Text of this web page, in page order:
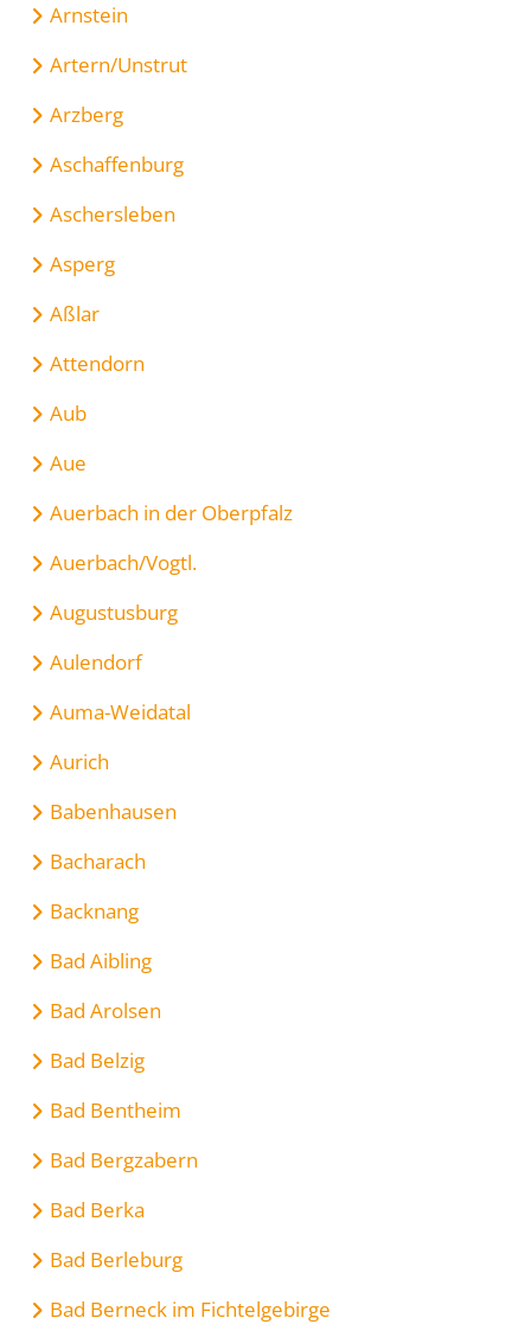
Arnstein
Artern/Unstrut
Arzberg
Aschaffenburg
Aschersleben
Asperg
Aßlar
Attendorn
Aub
Aue
Auerbach in der Oberpfalz
Auerbach/Vogtl.
Augustusburg
Aulendorf
Auma-Weidatal
Aurich
Babenhausen
Bacharach
Backnang
Bad Aibling
Bad Arolsen
Bad Belzig
Bad Bentheim
Bad Bergzabern
Bad Berka
Bad Berleburg
Bad Berneck im Fichtelgebirge